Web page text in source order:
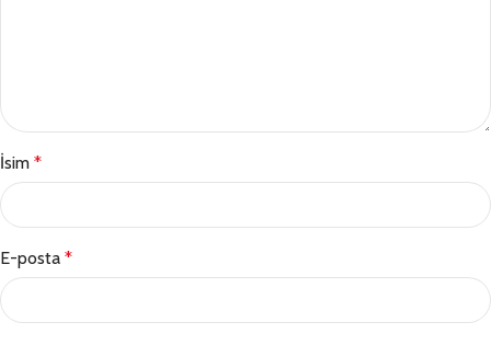
İsim *
E-posta *